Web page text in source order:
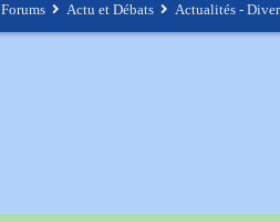
Forums Actu et Débats Actualités -